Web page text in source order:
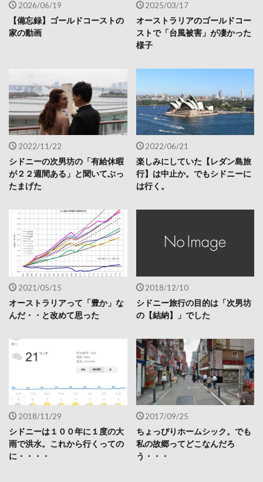
2026/06/19
【備忘録】ゴールドコーストの
家の動画
2025/03/17
オーストラリアのゴールドコー
ストで「台風被害」が凄かった
様子
2022/11/22
シドニーの次男坊の「有給休暇
が２２週間ある」と聞いてぶっ
たまげた
2022/06/21
楽しみにしていた【レダン島旅
行】は中止か。でもシドニーに
は行く。
2021/05/15
オーストラリアって「豊か」な
んだ・・と改めて思った
2018/12/10
シドニー旅行の目的は「次男坊
の【結納】」でした
2018/11/29
シドニーは１００年に１度の大
雨で洪水。これから行くっての
に・・・・
2017/09/25
ちょっぴりホームシック。でも
私の故郷ってどこなんだろ
う・・・